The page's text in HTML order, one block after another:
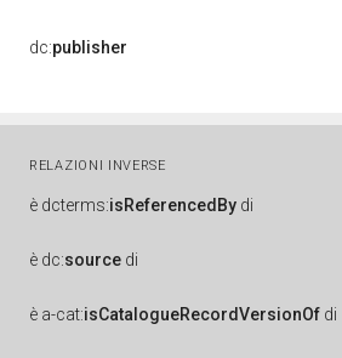
dc:publisher
RELAZIONI INVERSE
è dcterms:isReferencedBy di
è dc:source di
è a-cat:isCatalogueRecordVersionOf di